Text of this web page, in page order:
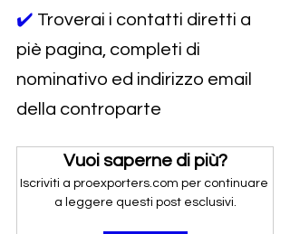
✔️ Troverai i contatti diretti a
piè pagina, completi di
nominativo ed indirizzo email
della controparte
Vuoi saperne di più?
Iscriviti a proexporters.com per continuare
a leggere questi post esclusivi.